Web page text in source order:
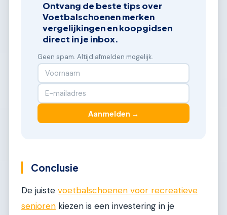
Ontvang de beste tips over
Voetbalschoenen merken
vergelijkingen en koopgidsen
direct in je inbox.
Geen spam. Altijd afmelden mogelijk.
Aanmelden →
Conclusie
De juiste voetbalschoenen voor recreatieve
senioren kiezen is een investering in je